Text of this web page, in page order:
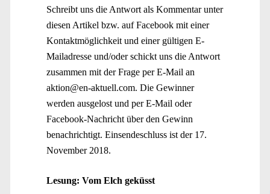
Schreibt uns die Antwort als Kommentar unter
diesen Artikel bzw. auf Facebook mit einer
Kontaktmöglichkeit und einer gültigen E-
Mailadresse und/oder schickt uns die Antwort
zusammen mit der Frage per E-Mail an
aktion@en-aktuell.com. Die Gewinner
werden ausgelost und per E-Mail oder
Facebook-Nachricht über den Gewinn
benachrichtigt. Einsendeschluss ist der 17.
November 2018.
Lesung: Vom Elch geküsst